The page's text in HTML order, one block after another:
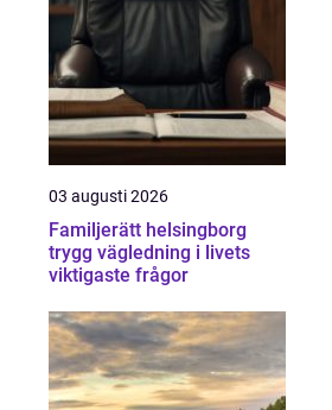
03 augusti 2026
Familjerätt helsingborg
trygg vägledning i livets
viktigaste frågor